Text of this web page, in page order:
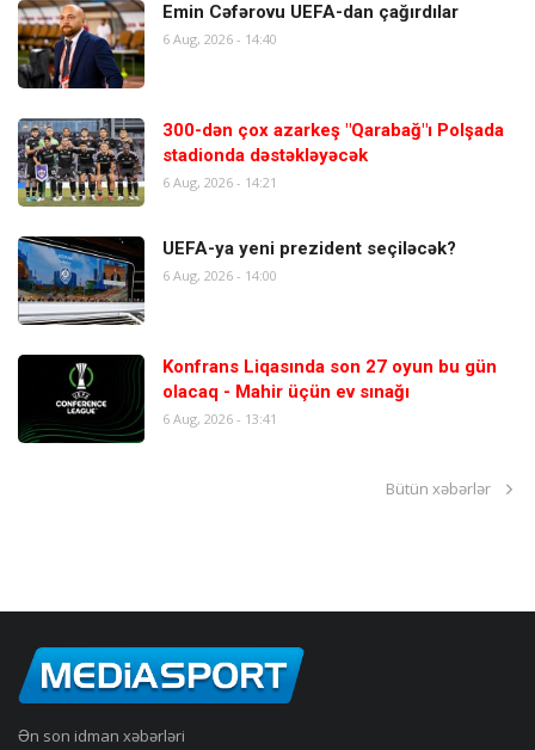
Emin Cəfərovu UEFA-dan çağırdılar
6 Aug, 2026 - 14:40
300-dən çox azarkeş "Qarabağ"ı Polşada
stadionda dəstəkləyəcək
6 Aug, 2026 - 14:21
UEFA-ya yeni prezident seçiləcək?
6 Aug, 2026 - 14:00
Konfrans Liqasında son 27 oyun bu gün
olacaq - Mahir üçün ev sınağı
6 Aug, 2026 - 13:41
Bütün xəbərlər
Ən son idman xəbərləri